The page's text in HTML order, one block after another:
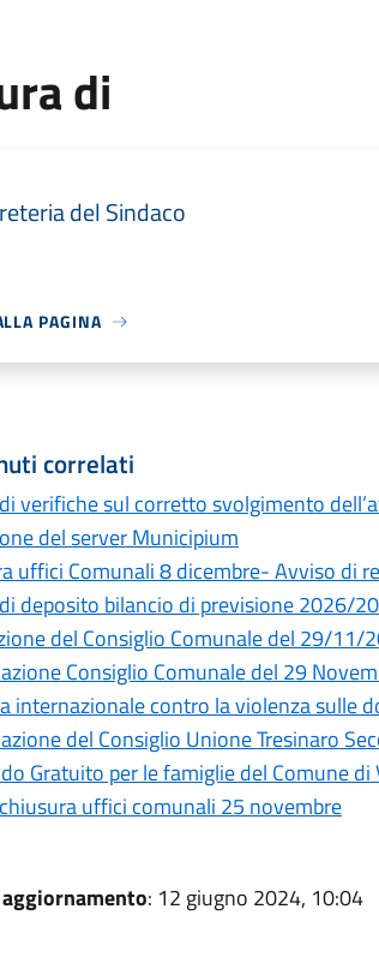
di
del Sindaco
PAGINA
correlati
verifiche sul corretto svolgimento
del server Municipium
uffici Comunali 8 dicembre- Avviso di
deposito bilancio di previsione 2026/
del Consiglio Comunale del 29/11/
Consiglio Comunale del 29
internazionale contro la violenza sulle
del Consiglio Unione Tresinaro
Gratuito per le famiglie del Comune
uffici comunali 25 novembre
: 12 giugno 2024, 10:04